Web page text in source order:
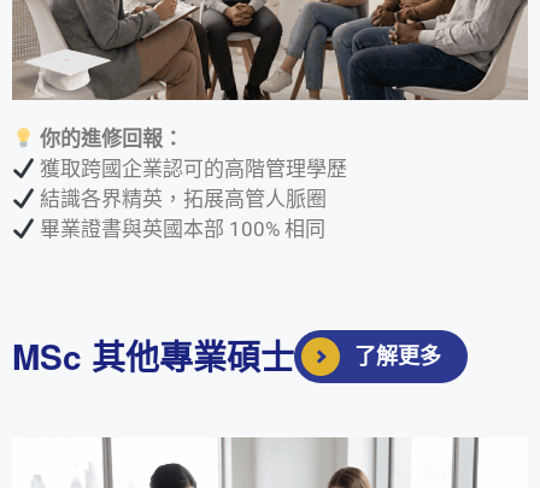
你的進修回報：
獲取跨國企業認可的高階管理學歷
結識各界精英，拓展高管人脈圈
畢業證書與英國本部 100% 相同
MSc 其他專業碩士 了解更多